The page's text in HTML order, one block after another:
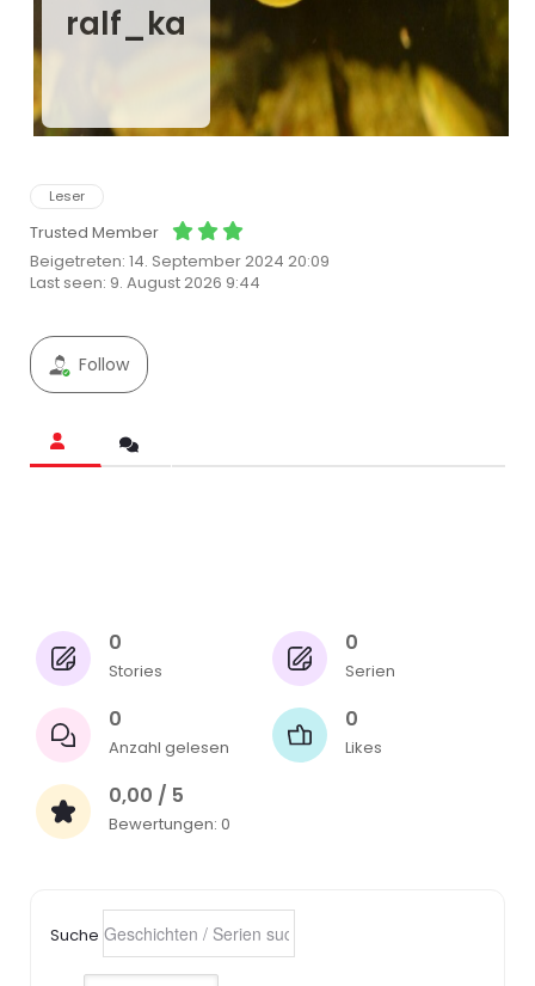
ralf_ka
Leser
Trusted Member
Beigetreten: 14. September 2024 20:09
Last seen: 9. August 2026 9:44
Follow
0
Stories
0
Serien
0
Anzahl gelesen
0
Likes
0,00 / 5
Bewertungen: 0
Suche